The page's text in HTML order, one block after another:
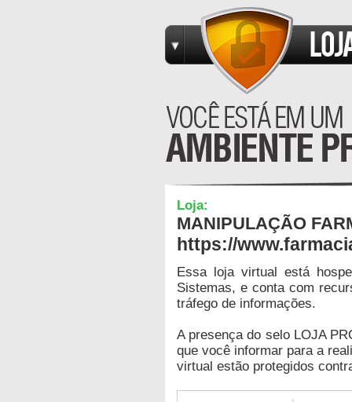
Loja:
MANIPULAÇÃO
https://
Essa loja virtual está
Sistemas, e conta com
tráfego de informações.
A presença do selo LOJA
que você informar para a
virtual estão protegidos